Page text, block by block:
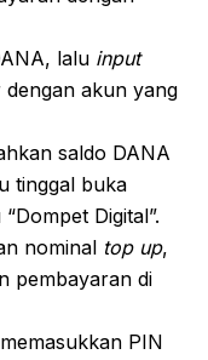
lalu input
akun yang
saldo DANA
tinggal buka
Digital”.
nominal top up,
pembayaran di
PIN